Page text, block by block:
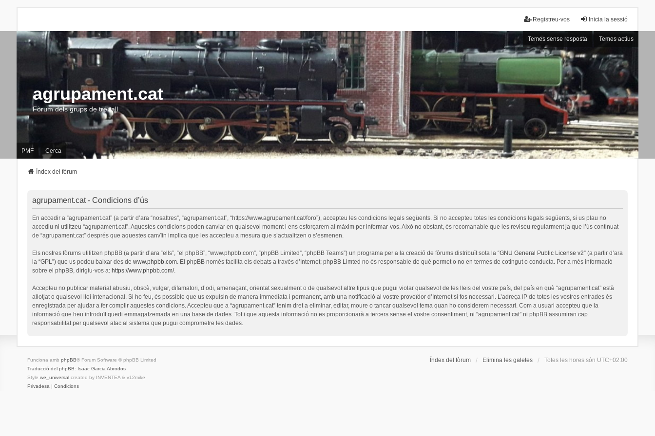
Inicia la sessió
Registreu-vos
Temes sense resposta Temes actius
agrupament.cat
Fòrum dels grups de treball
PMF Cerca
Índex del fòrum
agrupament.cat - Condicions d’ús
En accedir a “agrupament.cat” (a partir d’ara “nosaltres”, “agrupament.cat”, “https://www.agrupament.cat/foro”), accepteu les condicions legals següents. Si no accepteu totes les condicions legals següents, si us plau no
accediu ni utilitzeu “agrupament.cat”. Aquestes condicions poden canviar en qualsevol moment i ens esforçarem al màxim per informar-vos. Això no obstant, és recomanable que les reviseu regularment ja que l’ús continuat
de “agrupament.cat” després que aquestes canvïin implica que les accepteu a mesura que s’actualitzen o s’esmenen.
Els nostres fòrums utilitzen phpBB (a partir d’ara “ells”, “el phpBB”, “www.phpbb.com”, “phpBB Limited”, “phpBB Teams”) un programa per a la creació de fòrums distribuït sota la “GNU General Public License v2” (a partir d’ara
la “GPL”) que us podeu baixar des de www.phpbb.com. El phpBB només facilita els debats a través d’Internet; phpBB Limted no és responsable de què permet o no en termes de cotingut o conducta. Per a més informació
sobre el phpBB, dirigiu-vos a: https://www.phpbb.com/.
Accepteu no publicar material abusiu, obscè, vulgar, difamatori, d’odi, amenaçant, orientat sexualment o de qualsevol altre tipus que pugui violar qualsevol de les lleis del vostre país, del país en què “agrupament.cat” està
allotjat o qualsevol llei intenacional. Si ho feu, és possible que us expulsin de manera immediata i permanent, amb una notificació al vostre proveïdor d’Internet si fos necessari. L’adreça IP de totes les vostres entrades és
enregistrada per ajudar a fer complir aquestes condicions. Accepteu que a “agrupament.cat” tenim dret a eliminar, editar, moure o tancar qualsevol tema quan ho considerem necessari. Com a usuari accepteu que la
informació que heu introduït quedi emmagatzemada en una base de dades. Tot i que aquesta informació no es proporcionarà a tercers sense el vostre consentiment, ni “agrupament.cat” ni phpBB assumiran cap
responsabilitat per qualsevol atac al sistema que pugui comprometre les dades.
Índex del fòrum Elimina les galetes Totes les hores són UTC+02:00
Funciona amb phpBB® Forum Software © phpBB Limited
Traducció del phpBB: Isaac Garcia Abrodos
Style we_universalcreated by INVENTEA & v12mike
Privadesa | Condicions